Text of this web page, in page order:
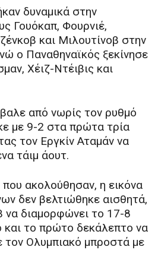
δυναμικά στην
Γουόκαπ, Φουρνιέ,
και Μιλουτίνοβ στην
ο Παναθηναϊκός ξεκίνησε
Χέιζ-Ντέιβις και
από νωρίς τον ρυθμό
με 9-2 στα πρώτα τρία
τον Εργκίν Αταμάν να
τάιμ άουτ.
ακολούθησαν, η εικόνα
δεν βελτιώθηκε αισθητά,
να διαμορφώνει το 17-8
το πρώτο δεκάλεπτο να
τον Ολυμπιακό μπροστά με